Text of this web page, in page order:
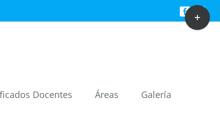
Facebook
Docentes Áreas Galería
Toggle
Sliding